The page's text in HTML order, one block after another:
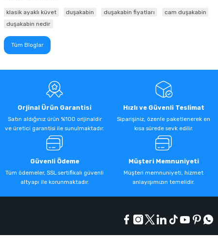
klasik ayaklı küvet duşakabin duşakabin fiyatları
cam duşakabin
duşakabin nedir
Tüm Bloglar
Orjinal Ürün Garantisi
Satın aldığınız ürün %100 orijinaldir
ve üretici garantisi ile sunulmaktadır.
Hızlı ve Güvenli Teslimat
Siparişiniz, özenle paketlenerek en
kısa sürede sevk edilir.
Güvenli Ödeme
Tüm ödemeler, SSL sertifikalı güvenli
altyapı ile korunmaktadır.
Müşteri Memnuniyeti
Müşteri memnuniyeti, hizmet
anlayışımızın temelidir.